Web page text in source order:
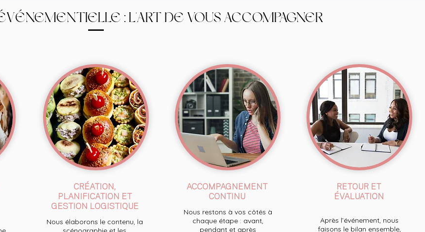
: L'ART DE VOUS ACCOMPAGNER
CRÉATION,
PLANIFICATION ET
GESTION LOGISTIQUE
Nous élaborons le contenu, la
ACCOMPAGNEMENT
CONTINU
Nous restons à vos côtés à
chaque étape : avant,
pendant et après
RETOUR ET
ÉVALUATION
Après l’événement, nous
faisons le bilan ensemble,